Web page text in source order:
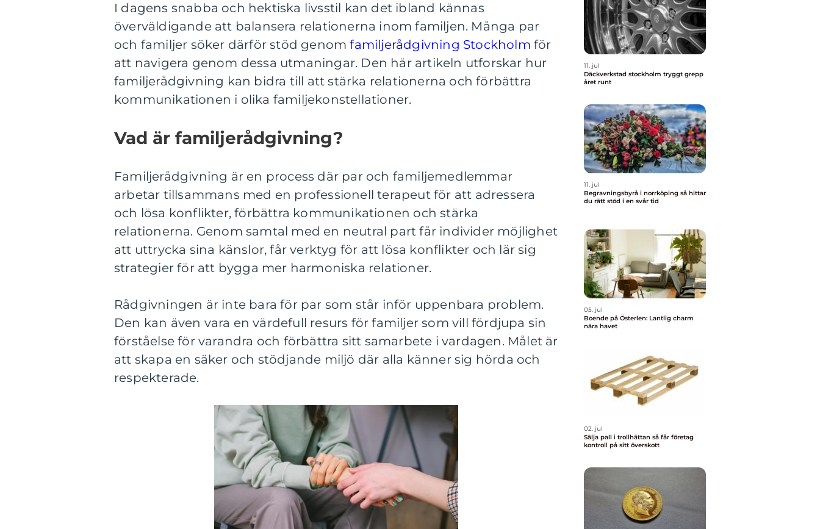
I dagens snabba och hektiska livsstil kan det ibland kännas
överväldigande att balansera relationerna inom familjen. Många par
och familjer söker därför stöd genomfamiljerådgivning Stockholm för
att navigera genom dessa utmaningar. Den här artikeln utforskar hur
familjerådgivning kan bidra till att stärka relationerna och förbättra
kommunikationen i olika familjekonstellationer.
Vad är familjerådgivning?
Familjerådgivning är en process där par och familjemedlemmar
arbetar tillsammans med en professionell terapeut för att adressera
och lösa konflikter, förbättra kommunikationen och stärka
relationerna. Genom samtal med en neutral part får individer möjlighet
att uttrycka sina känslor, får verktyg för att lösa konflikter och lär sig
strategier för att bygga mer harmoniska relationer.
Rådgivningen är inte bara för par som står inför uppenbara problem.
Den kan även vara en värdefull resurs för familjer som vill fördjupa sin
förståelse för varandra och förbättra sitt samarbete i vardagen. Målet är
att skapa en säker och stödjande miljö där alla känner sig hörda och
respekterade.
11. jul
Däckverkstad stockholm tryggt grepp
året runt
11. jul
Begravningsbyrå i norrköping så hittar
du rätt stöd i en svår tid
05. jul
Boende på Österlen: Lantlig charm
nära havet
02. jul
Sälja pall i trollhättan så får företag
kontroll på sitt överskott